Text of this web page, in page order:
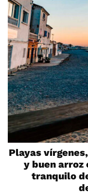
Playas
y buen arroz
tranquilo